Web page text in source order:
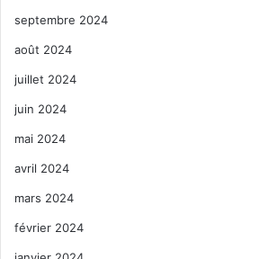
septembre 2024
août 2024
juillet 2024
juin 2024
mai 2024
avril 2024
mars 2024
février 2024